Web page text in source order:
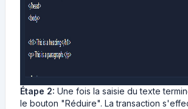
Étape 2: Une fois la saisie du texte
le bouton "Réduire". La transaction